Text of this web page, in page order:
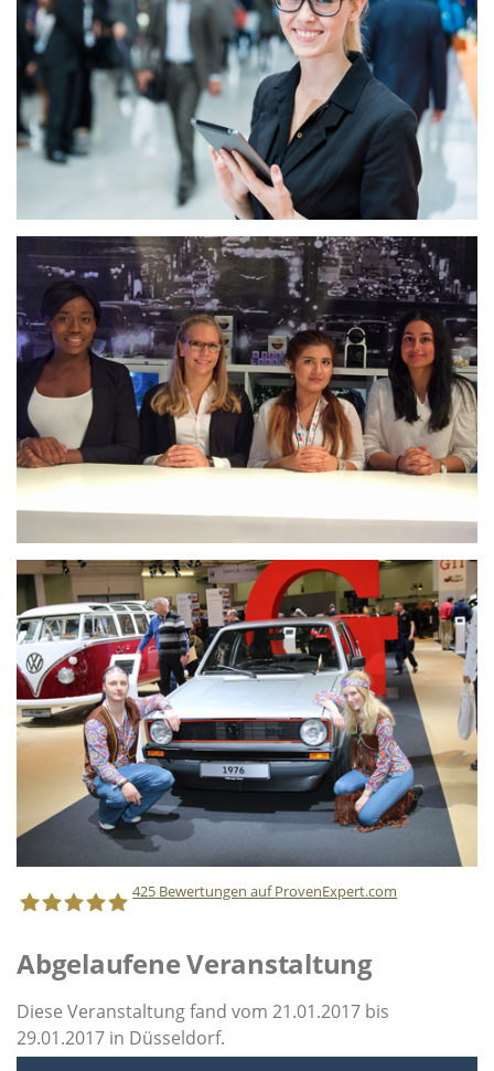
Staff Direct GmbH
425 Bewertungen auf ProvenExpert.com
Abgelaufene Veranstaltung
Diese Veranstaltung fand vom 21.01.2017 bis
29.01.2017 in Düsseldorf.